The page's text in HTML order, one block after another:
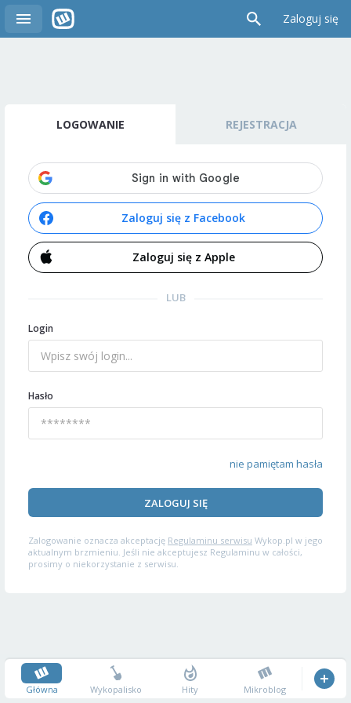
Zaloguj się
LOGOWANIE REJESTRACJA
Zaloguj się z Facebook
Zaloguj się z Apple
LUB
Login
Hasło
nie pamiętam hasła
ZALOGUJ SIĘ
Zalogowanie oznacza akceptację Regulaminu serwisu Wykop.pl w jego
aktualnym brzmieniu. Jeśli nie akceptujesz Regulaminu w całości,
prosimy o niekorzystanie z serwisu.
Główna Wykopalisko Hity Mikroblog